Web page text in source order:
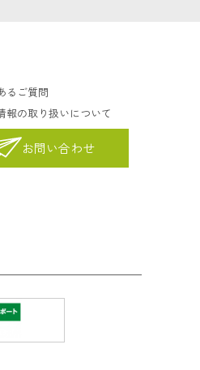
るご質問
報の取り扱いについて
お問い合わせ